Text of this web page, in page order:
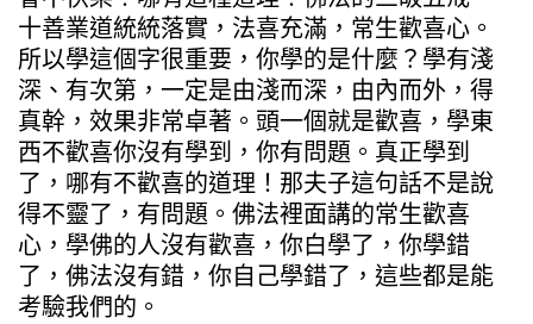
十善業道統統落實，法喜充滿，常生歡喜心。
所以學這個字很重要，你學的是什麼？學有淺
深、有次第，一定是由淺而深，由內而外，得
真幹，效果非常卓著。頭一個就是歡喜，學東
西不歡喜你沒有學到，你有問題。真正學到
了，哪有不歡喜的道理！那夫子這句話不是說
得不靈了，有問題。佛法裡面講的常生歡喜
心，學佛的人沒有歡喜，你白學了，你學錯
了，佛法沒有錯，你自己學錯了，這些都是能
考驗我們的。